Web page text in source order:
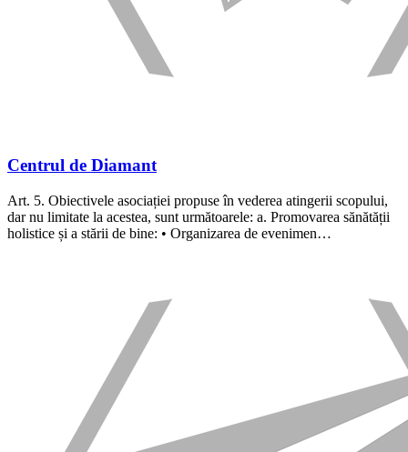
Centrul de Diamant
Art. 5. Obiectivele asociației propuse în vederea atingerii scopului,
dar nu limitate la acestea, sunt următoarele: a. Promovarea sănătății
holistice și a stării de bine: • Organizarea de evenimen…